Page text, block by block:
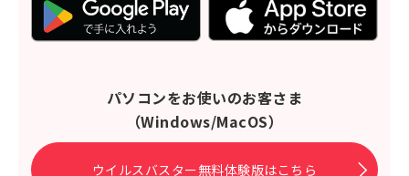
パソコンをお使いのお客さま
（Windows/MacOS）
ウイルスバスター無料体験版はこちら